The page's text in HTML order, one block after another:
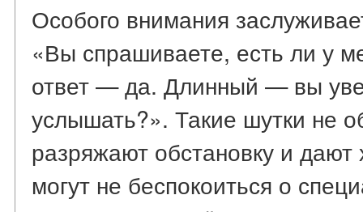
Особого внимания
«Вы спрашиваете, есть ли у
ответ — да. Длинный — вы
услышать?». Такие шутки не
разряжают обстановку и
могут не беспокоиться о